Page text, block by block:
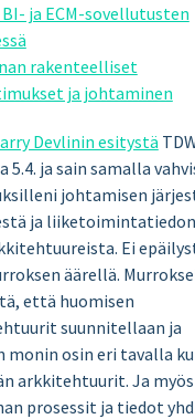
ja ECM-sovellutusten
rakenteelliset
ja johtaminen
Devlinin esitystä
5.4. ja sain samalla
johtamisen
ja
Ei
äärellä.
että huomisen
suunnitellaan ja
osin eri tavalla
arkkitehtuurit. Ja myös
prosessit ja tiedot